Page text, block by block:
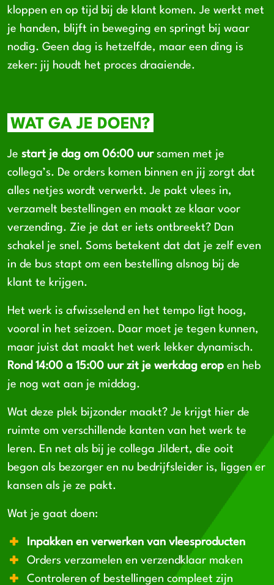
kloppen en op tijd bij de klant komen. Je werkt met
je handen, blijft in beweging en springt bij waar
nodig. Geen dag is hetzelfde, maar een ding is
zeker: jij houdt het proces draaiende.
WAT GA JE DOEN?
Je start je dag om 06:00 uur samen met je
collega’s. De orders komen binnen en jij zorgt dat
alles netjes wordt verwerkt. Je pakt vlees in,
verzamelt bestellingen en maakt ze klaar voor
verzending. Zie je dat er iets ontbreekt? Dan
schakel je snel. Soms betekent dat dat je zelf even
in de bus stapt om een bestelling alsnog bij de
klant te krijgen.
Het werk is afwisselend en het tempo ligt hoog,
vooral in het seizoen. Daar moet je tegen kunnen,
maar juist dat maakt het werk lekker dynamisch.
Rond 14:00 a 15:00 uur zit je werkdag erop en heb
je nog wat aan je middag.
Wat deze plek bijzonder maakt? Je krijgt hier de
ruimte om verschillende kanten van het werk te
leren. En net als bij je collega Jildert, die ooit
begon als bezorger en nu bedrijfsleider is, liggen er
kansen als je ze pakt.
Wat je gaat doen:
Inpakken en verwerken van vleesproducten
Orders verzamelen en verzendklaar maken
Controleren of bestellingen compleet zijn